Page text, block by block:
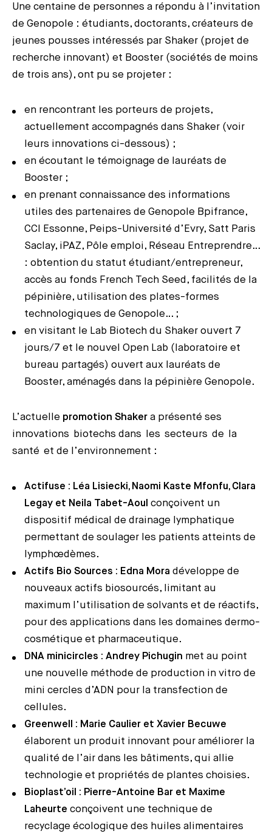
Une centaine de personnes a répondu à l’invitation
de Genopole : étudiants, doctorants, créateurs de
jeunes pousses intéressés par Shaker (projet de
recherche innovant) et Booster (sociétés de moins
de trois ans), ont pu se projeter :
en rencontrant les porteurs de projets,
actuellement accompagnés dans Shaker (voir
leurs innovations ci-dessous) ;
en écoutant le témoignage de lauréats de
Booster ;
en prenant connaissance des informations
utiles des partenaires de Genopole Bpifrance,
CCI Essonne, Peips-Université d’Evry, Satt Paris
Saclay, iPAZ, Pôle emploi, Réseau Entreprendre…
: obtention du statut étudiant/entrepreneur,
accès au fonds French Tech Seed, facilités de la
pépinière, utilisation des plates-formes
technologiques de Genopole… ;
en visitant le Lab Biotech du Shaker ouvert 7
jours/7 et le nouvel Open Lab (laboratoire et
bureau partagés) ouvert aux lauréats de
Booster, aménagés dans la pépinière Genopole.
L’actuelle promotion Shaker a présenté ses
innovations biotechs dans les secteurs de la
santé et de l’environnement :
Actifuse : Léa Lisiecki, Naomi Kaste Mfonfu, Clara
Legay et Neila Tabet-Aoul conçoivent un
dispositif médical de drainage lymphatique
permettant de soulager les patients atteints de
lymphœdèmes.
Actifs Bio Sources : Edna Mora développe de
nouveaux actifs biosourcés, limitant au
maximum l’utilisation de solvants et de réactifs,
pour des applications dans les domaines dermo-
cosmétique et pharmaceutique.
DNA minicircles : Andrey Pichugin met au point
une nouvelle méthode de production in vitro de
mini cercles d’ADN pour la transfection de
cellules.
Greenwell : Marie Caulier et Xavier Becuwe
élaborent un produit innovant pour améliorer la
qualité de l’air dans les bâtiments, qui allie
technologie et propriétés de plantes choisies.
Bioplast’oil : Pierre-Antoine Bar et Maxime
Laheurte conçoivent une technique de
recyclage écologique des huiles alimentaires